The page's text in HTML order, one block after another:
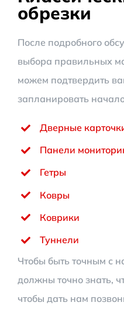
обрезки
После подробного
выбора правильных
можем подтвердить
запланировать
Дверные
Панели
Гетры
Ковры
Коврики
Туннели
Чтобы быть точным с
должны точно знать,
чтобы дать нам